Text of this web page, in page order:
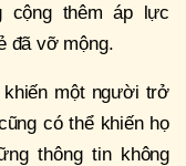
cộng thêm áp lực
đã vỡ mộng.
một người trở
có thể khiến họ
thông tin không